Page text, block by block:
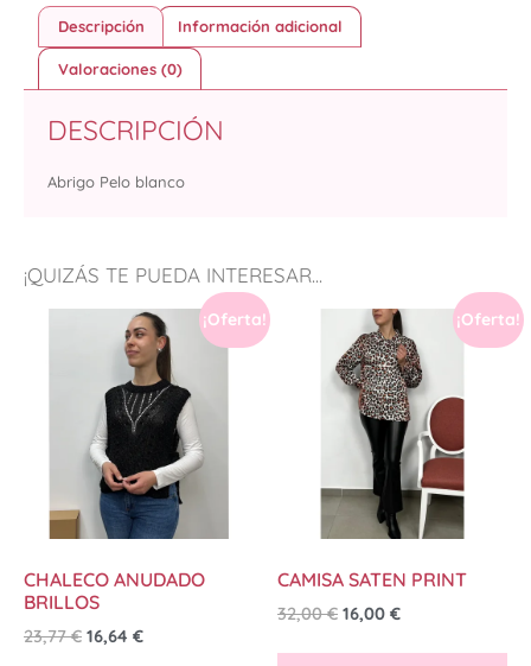
¡QUIZÁS TE PUEDA INTERESAR...
¡Oferta!
CHALECO ANUDADO
BRILLOS
23,77€ 16,64 €
¡Oferta!
CAMISA SATEN PRINT
32,00€ 16,00 €
Descripción Información adicional
Valoraciones (0)
DESCRIPCIÓN
Abrigo Pelo blanco